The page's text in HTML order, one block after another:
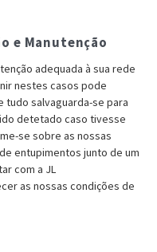
e Manutenção
adequada à sua rede
nestes casos pode
tudo salvaguarda-se para
detetado caso tivesse
se sobre as nossas
entupimentos junto de um
com a JL
as nossas condições de